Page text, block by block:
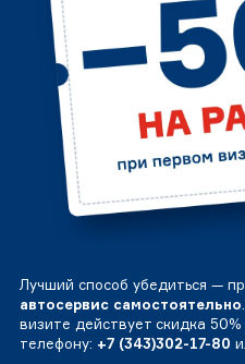
Лучший способ убедиться —
автосервис самостоятельно
визите действует скидка
телефону: +7 (343)302-17-80